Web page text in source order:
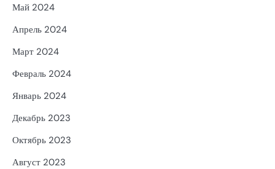
Май 2024
Апрель 2024
Март 2024
Февраль 2024
Январь 2024
Декабрь 2023
Октябрь 2023
Август 2023